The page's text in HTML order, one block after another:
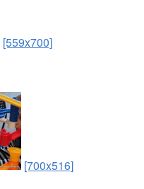
[559x700]
[700x516]